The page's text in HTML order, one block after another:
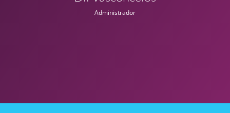
Administrador